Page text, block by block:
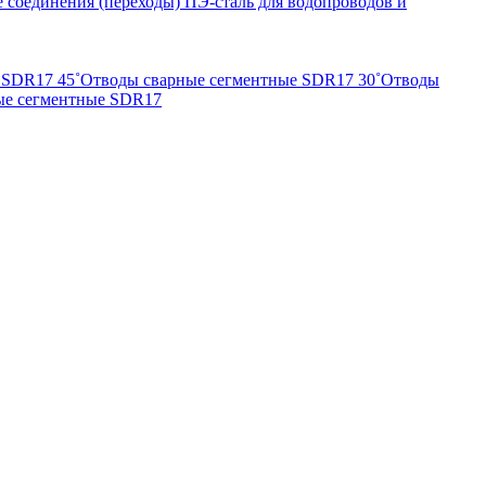
45˚Отводы сварные сегментные SDR17 30˚Отводы
сегментные SDR17